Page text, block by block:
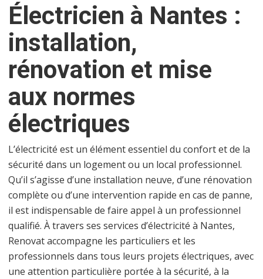
Électricien à Nantes :
installation,
rénovation et mise
aux normes
électriques
L’électricité est un élément essentiel du confort et de la
sécurité dans un logement ou un local professionnel.
Qu’il s’agisse d’une installation neuve, d’une rénovation
complète ou d’une intervention rapide en cas de panne,
il est indispensable de faire appel à un professionnel
qualifié. À travers ses services d’électricité à Nantes,
Renovat accompagne les particuliers et les
professionnels dans tous leurs projets électriques, avec
une attention particulière portée à la sécurité, à la